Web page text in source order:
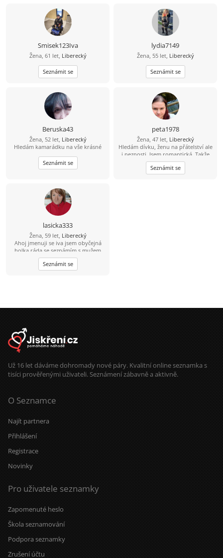
Smisek123Iva
Žena, 61 let, Liberecký
Seznámit se
lydia7149
Žena, 55 let, Liberecký
Seznámit se
Beruska43
Žena, 52 let, Liberecký
Hledám kamarádku na vše krásné
Seznámit se
peta1978
Žena, 47 let, Liberecký
Hledám dívku, ženu na přátelství ale
i neznosti. Jsem romantická. Takže
pokud hledáš dotyky, neznosti a
krásné přátelství k tomu, napiš
Seznámit se
lasicka333
Žena, 59 let, Liberecký
Ahoj jmenuji se iva jsem obyčejná
holka ráda se seznámím s mužem
třeba u kavi
Seznámit se
Už 16 let dáváme dohromady nové páry. Kvalitní online seznamka s
tisíci prověřenými uživateli. Seznámení zábavně a aktivně.
O Seznamce
Najít partnera
Přihlášení
Registrace
Novinky
Pro uživatele seznamky
Zapomenuté heslo
Škola seznamování
Podpora seznamky
Zrušení účtu